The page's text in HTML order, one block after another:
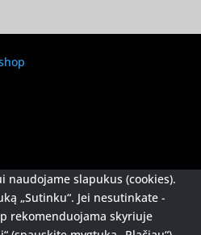
naudojame slapukus (cookies).
„Sutinku“. Jei nesutinkate -
rekomenduojama skyriuje